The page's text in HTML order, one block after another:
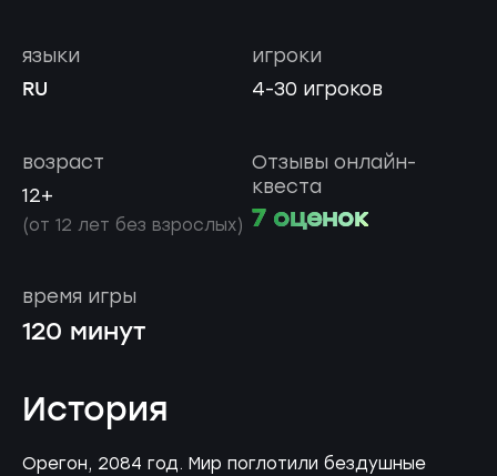
игроки
4-30 игроков
языки
RU
возраст
12+
(от 12 лет без взрослых)
Отзывы онлайн-
квеста
7 оценок
время игры
120 минут
История
Орегон, 2084 год. Мир поглотили бездушные